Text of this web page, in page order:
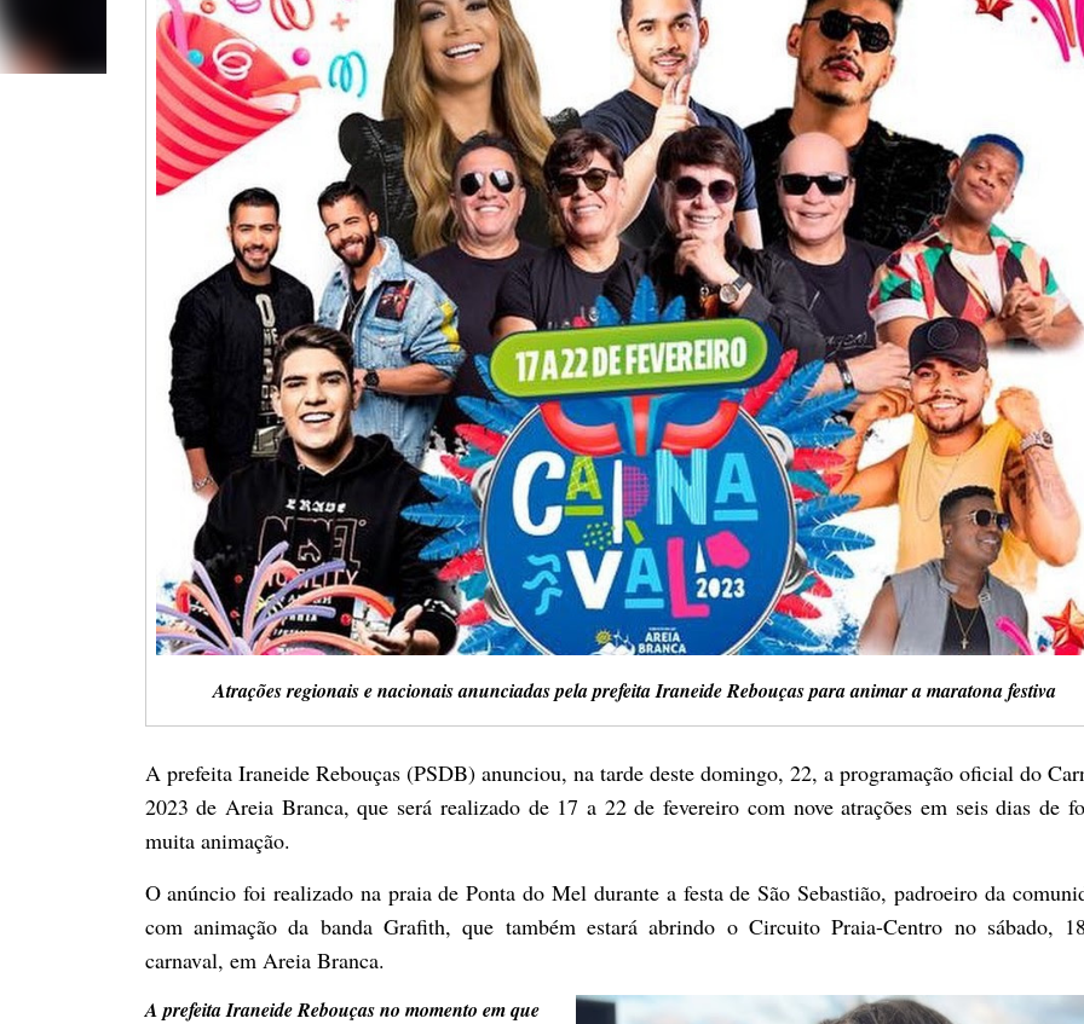
Atrações regionais e nacionais anunciadas pela prefeita Iraneide Rebouças para animar a maratona festiva
A prefeita Iraneide Rebouças (PSDB) anunciou, na tarde deste domingo, 22, a programação oficial do
2023 de Areia Branca, que será realizado de 17 a 22 de fevereiro com nove atrações em seis dias de
muita animação.
O anúncio foi realizado na praia de Ponta do Mel durante a festa de São Sebastião, padroeiro da
com animação da banda Grafith, que também estará abrindo o Circuito Praia-Centro no sábado,
carnaval, em Areia Branca.
A prefeita Iraneide Rebouças no momento em que